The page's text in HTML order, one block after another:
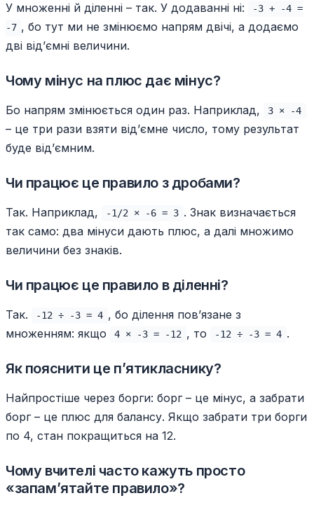
У множенні й діленні – так. У додаванні ні:
-3 + -4 =
-7 , бо тут ми не змінюємо напрям двічі, а додаємо
дві від’ємні величини.
Чому мінус на плюс дає мінус?
Бо напрям змінюється один раз. Наприклад, 3 × -4
– це три рази взяти від’ємне число, тому результат
буде від’ємним.
Чи працює це правило з дробами?
Так. Наприклад, -1/2 × -6 = 3 . Знак визначається
так само: два мінуси дають плюс, а далі множимо
величини без знаків.
Чи працює це правило в діленні?
Так. -12 ÷ -3 = 4 , бо ділення пов’язане з
множенням: якщо
4 × -3 = -12 , то -12 ÷ -3 = 4 .
Як пояснити це п’ятикласнику?
Найпростіше через борги: борг – це мінус, а забрати
борг – це плюс для балансу. Якщо забрати три борги
по 4, стан покращиться на 12.
Чому вчителі часто кажуть просто
«запам’ятайте правило»?